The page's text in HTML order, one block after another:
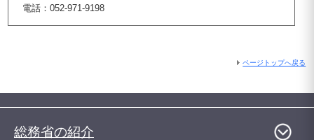
電話：052-971-9198
ページトップへ戻る
総務省の紹介